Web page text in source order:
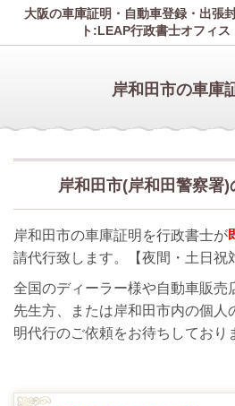
大阪の車庫証明・自動車登録・出張
ト:LEAP行政書士オフィス
岸和田市の車庫
岸和田市(岸和田警察署
岸和田市の車庫証明を行政書士が
請代行致します。【夜間・土日祝
全国のディーラー様や自動車販売
先生方、または岸和田市内の個人
明代行のご依頼をお待ちしており